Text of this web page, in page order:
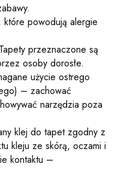
które powodują alergie
przeznaczone są
osoby dorosłe.
użycie ostrego
– zachować
narzędzia poza
klej do tapet zgodny z
kleju ze skórą, oczami i
kontaktu –